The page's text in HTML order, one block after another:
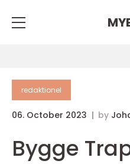
redaktionel
06. October 2023 by
Bygge